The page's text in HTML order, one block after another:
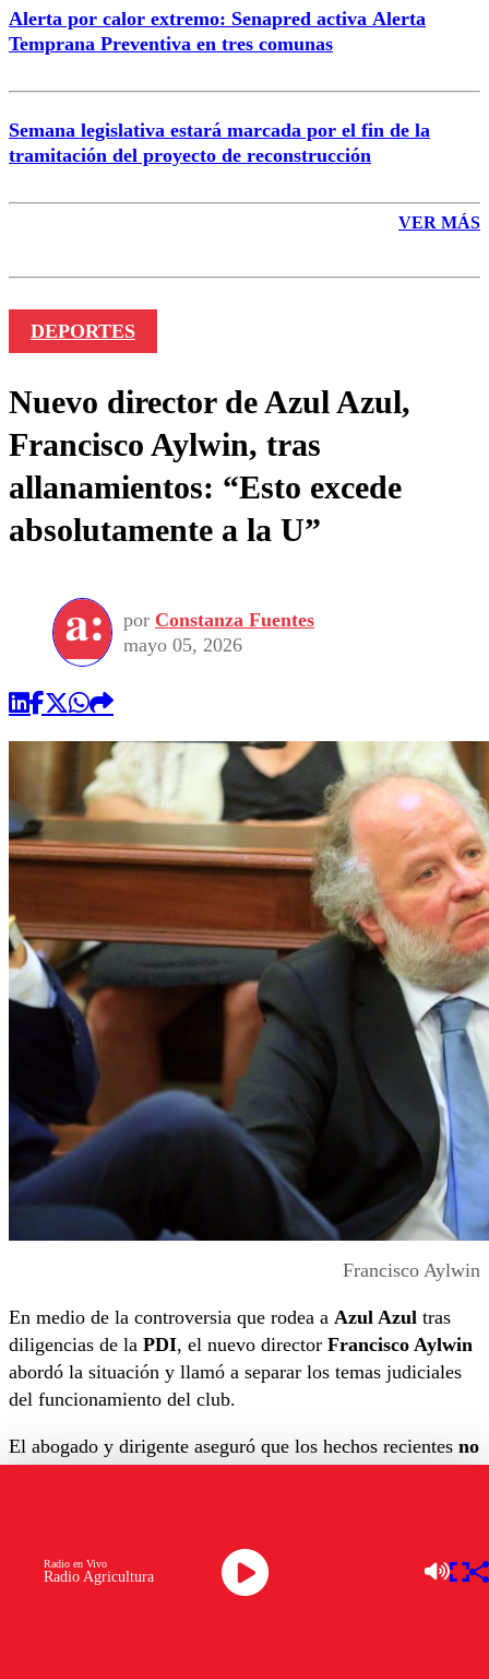
Alerta por calor extremo: Senapred activa Alerta
Temprana Preventiva en tres comunas
Semana legislativa estará marcada por el fin de la
tramitación del proyecto de reconstrucción
VER MÁS
DEPORTES
Nuevo director de Azul Azul,
Francisco Aylwin, tras
allanamientos: “Esto excede
absolutamente a la U”
por Constanza Fuentes
mayo 05, 2026
Francisco Aylwin
En medio de la controversia que rodea a Azul Azul tras
diligencias de la PDI, el nuevo director Francisco Aylwin
abordó la situación y llamó a separar los temas judiciales
del funcionamiento del club.
El abogado y dirigente aseguró que los hechos recientes no
Aylwin fue enfático en descartar responsabilidades del club
Radio Agricultura
Radio en Vivo